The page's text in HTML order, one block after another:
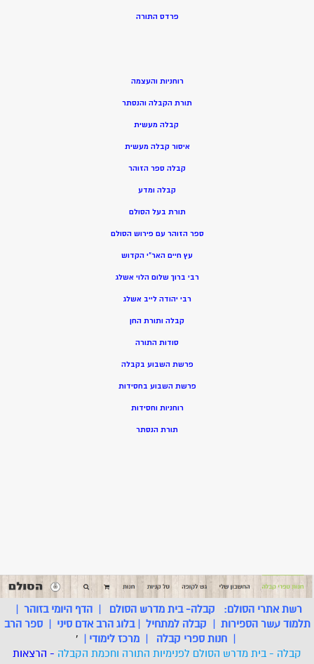
פרדס התורה
רוחניות והעצמה
תורת הקבלה והנסתר
קבלה מעשית
איסור קבלה מעשית
קבלה ספר הזוהר
קבלה ומדע
תורת בעל הסולם
ספר הזוהר עם פירוש הסולם
עץ חיים האר”י הקדוש
רבי ברוך שלום הלוי אשלג
רבי יהודה לייב אשלג
קבלה ותורת החן
סודות התורה
פרשת השבוע בקבלה
פרשת השבוע בחסידות
רוחניות וחסידות
תורת הנסתר
רשת אתרי הסולם: קבלה- בית מדרש הסולם |הדף היומי בזוהר |
תלמוד עשר הספירות | קבלה למתחיל |בלוג הרב אדם סיני |ספר הרב
| חנות ספרי קבלה | מרכז לימודי |
'
קבלה - בית מדרש הסולם לפנימיות התורה וחכמת הקבלה - הרצאות